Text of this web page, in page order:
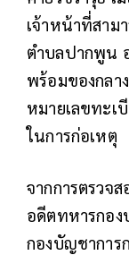
เจ้าหน้าที่สา
ตำบลปากพูน
พร้อมของกลา
หมายเลขทะเ
ในการก่อเหตุ
จากการตรวจ
อดีตทหารกอง
กองบัญชาการ